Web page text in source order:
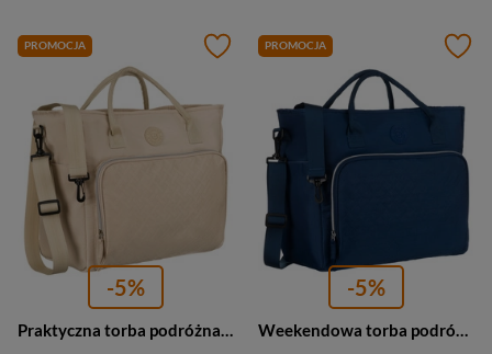
PROMOCJA
-5%
PROMOCJA
-5%